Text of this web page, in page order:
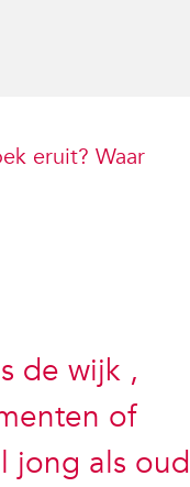
eruit? Waar
de wijk ,
of
jong als oud